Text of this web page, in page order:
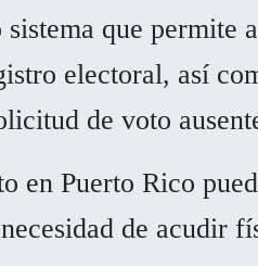
que permite
electoral, así
de voto
en Puerto Rico
de acudir